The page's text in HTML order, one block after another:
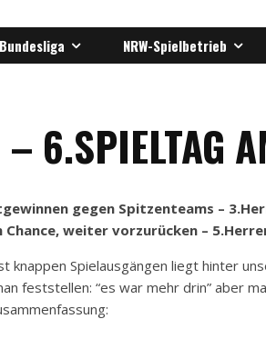
Bundesliga NRW-Spielbetrieb
– 6.SPIELTAG
gegen Spitzenteams –
Chance, weiter vorzurücken –
knappen Spielausgängen liegt hinter
feststellen: “es war mehr drin” aber